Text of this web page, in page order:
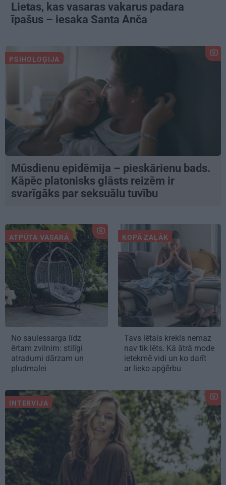
Lietas, kas vasaras vakarus padara
īpašus – iesaka Santa Anča
PSIHOLOĢIJA
Mūsdienu epidēmija – pieskārienu bads.
Kāpēc platonisks glāsts reizēm ir
svarīgāks par seksuālu tuvību
ATPŪTA VASARĀ
No saulessarga līdz
ērtam zvilnim: stilīgi
atradumi dārzam un
pludmalei
KOPĀ ZAĻĀK
Tavs lētais krekls nemaz
nav tik lēts. Kā ātrā mode
ietekmē vidi un ko darīt
ar lieko apģērbu
INTERVIJA